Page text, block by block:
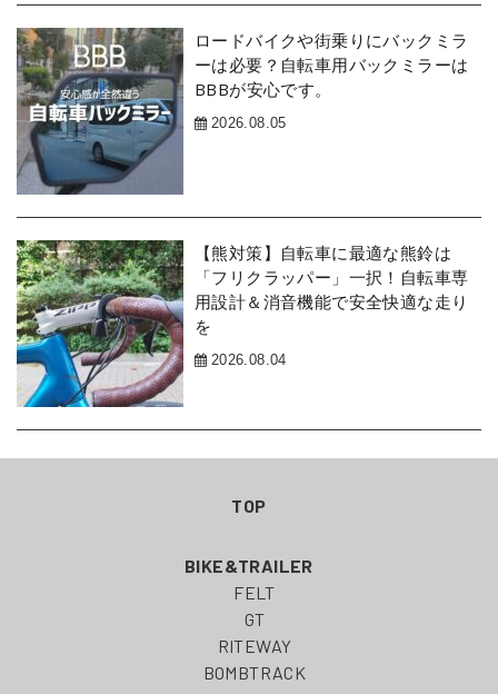
ロードバイクや街乗りにバックミラ
ーは必要？自転車用バックミラーは
BBBが安心です。
2026.08.05
【熊対策】自転車に最適な熊鈴は
「フリクラッパー」一択！自転車専
用設計＆消音機能で安全快適な走り
を
2026.08.04
TOP
BIKE&TRAILER
FELT
GT
RITEWAY
BOMBTRACK